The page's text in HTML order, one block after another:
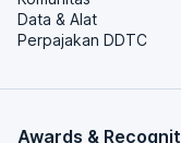
Data & Alat
Perpajakan DDTC
Awards &